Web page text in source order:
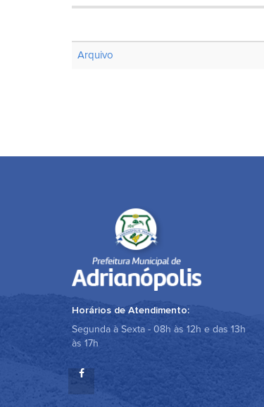
Arquivo
Horários de Atendimento:
Segunda à Sexta - 08h às 12h e das 13h
às 17h